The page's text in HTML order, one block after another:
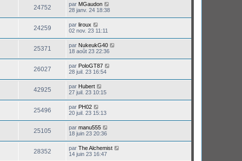
24752 par MGaudon
28 janv. 24 18:38
24259 par liroux
02 nov. 23 11:11
25371 par NukeukG40
18 août 23 22:36
26027 par PoloGT87
28 juil. 23 16:54
42925 par Hubert
27 juil. 23 10:15
25496 par PH02
20 juil. 23 15:13
25105 par manu555
18 juin 23 20:36
28352 par The Alchemist
14 juin 23 16:47